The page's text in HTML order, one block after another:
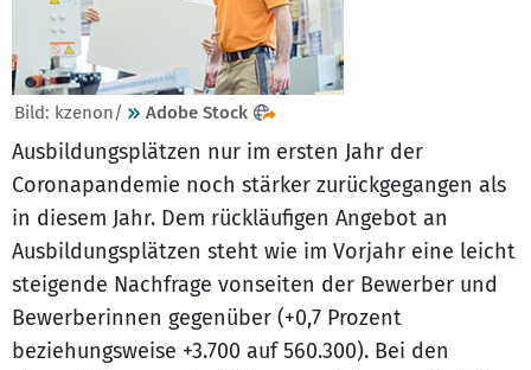
Bild: kzenon/ Adobe Stock
Ausbildungsplätzen nur im ersten Jahr der
Coronapandemie noch stärker zurückgegangen als
in diesem Jahr. Dem rückläufigen Angebot an
Ausbildungsplätzen steht wie im Vorjahr eine leicht
steigende Nachfrage vonseiten der Bewerber und
Bewerberinnen gegenüber (+0,7 Prozent
beziehungsweise +3.700 auf 560.300). Bei den